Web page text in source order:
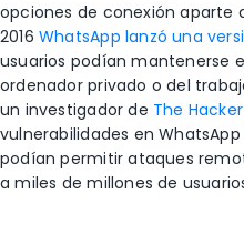
opciones de conexión aparte
2016WhatsApp lanzó una
usuarios podían mantenerse
ordenador privado o del
un investigador de The
vulnerabilidades en
podían permitir ataques
a miles de millones de